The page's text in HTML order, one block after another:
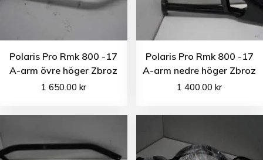
Polaris Pro Rmk 800 -17
A-arm övre höger Zbroz
1 650.00 kr
Polaris Pro Rmk 800 -17
A-arm nedre höger Zbroz
1 400.00kr